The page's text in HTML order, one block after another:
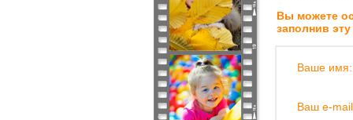
Вы можете
заполнив
Ваше имя:
Ваш e-